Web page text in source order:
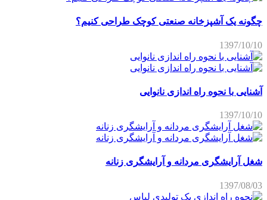
چگونه یک آشپزخانه صنعتی کوچک طراحی کنیم؟
1397/10/10
آشنایی با نحوه راه اندازی نانوایی
1397/10/10
شغل آرایشگری مردانه و آرایشگری زنانه
1397/08/03